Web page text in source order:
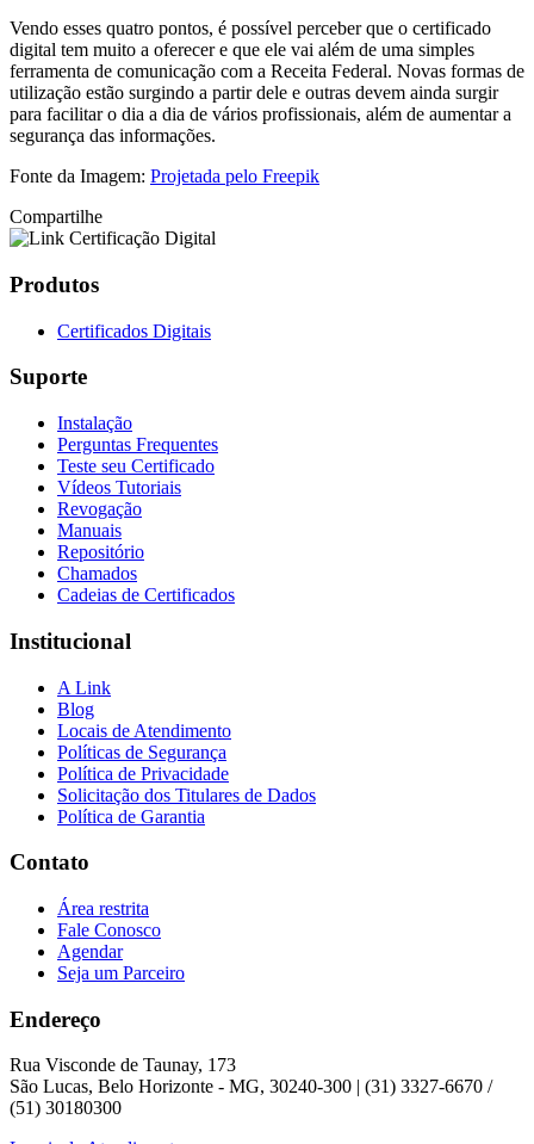
Vendo esses quatro pontos, é possível perceber que o certificado
digital tem muito a oferecer e que ele vai além de uma simples
ferramenta de comunicação com a Receita Federal. Novas formas de
utilização estão surgindo a partir dele e outras devem ainda surgir
para facilitar o dia a dia de vários profissionais, além de aumentar a
segurança das informações.
Fonte da Imagem: Projetada pelo Freepik
Compartilhe
Produtos
Certificados Digitais
Suporte
Instalação
Perguntas Frequentes
Teste seu Certificado
Vídeos Tutoriais
Revogação
Manuais
Repositório
Chamados
Cadeias de Certificados
Institucional
A Link
Blog
Locais de Atendimento
Políticas de Segurança
Política de Privacidade
Solicitação dos Titulares de Dados
Política de Garantia
Contato
Área restrita
Fale Conosco
Agendar
Seja um Parceiro
Endereço
Rua Visconde de Taunay, 173
São Lucas, Belo Horizonte - MG, 30240-300 | (31) 3327-6670 /
(51) 30180300